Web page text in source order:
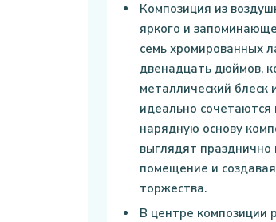
Композиция из
яркого и
семь хромированных
двенадцать дюймов,
металлический
идеально
нарядную основу
выглядят
помещение и
торжества.
В центре композиции